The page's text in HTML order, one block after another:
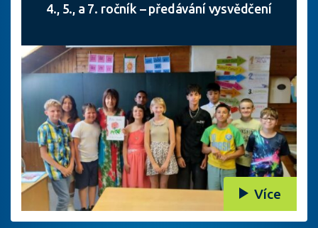
4., 5., a 7. ročník – předávání vysvědčení
Více